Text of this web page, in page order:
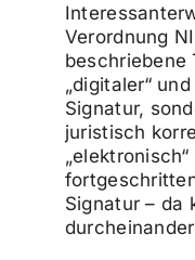
Verordnung
beschriebene
„digitaler“
Signatur,
juristisch
Signatur – da